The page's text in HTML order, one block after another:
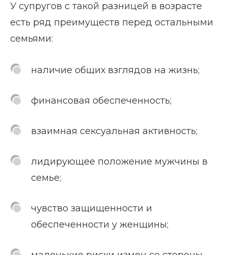
У супругов с такой разницей в возрасте
есть ряд преимуществ перед остальными
семьями:
наличие общих взглядов на жизнь;
финансовая обеспеченность;
взаимная сексуальная активность;
лидирующее положение мужчины в
семье;
чувство защищенности и
обеспеченности у женщины;